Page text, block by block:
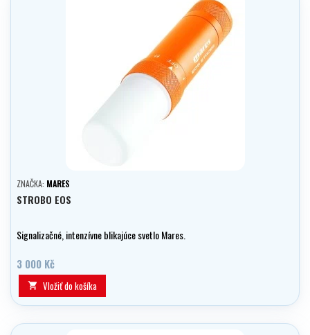
ZNAČKA: MARES
STROBO EOS
Signalizačné, intenzívne blikajúce svetlo Mares.
3 000 Kč
 Vložiť do košíka